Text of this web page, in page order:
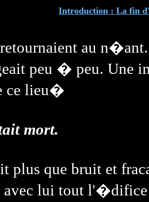
Introduction : La fin
au
peu � peu. Une
ce lieu�
mort.
que bruit et
lui tout